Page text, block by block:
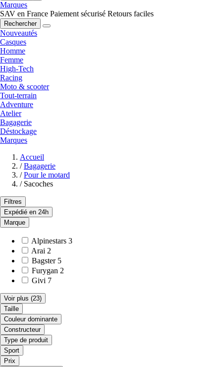
Marques
SAV en France Paiement sécurisé Retours faciles
Rechercher
Nouveautés
Casques
Homme
Femme
High-Tech
Racing
Moto & scooter
Tout-terrain
Adventure
Atelier
Bagagerie
Déstockage
Marques
Accueil
/ Bagagerie
/ Pour le motard
/ Sacoches
Filtres
Expédié en 24h
Marque
Alpinestars 3
Arai 2
Bagster 5
Furygan 2
Givi 7
Voir plus (23)
Taille
Couleur dominante
Constructeur
Type de produit
Sport
Prix